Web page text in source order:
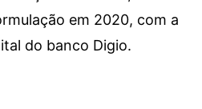
em 2020, com a
do banco Digio.